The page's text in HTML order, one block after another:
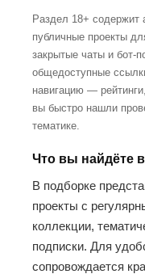
Раздел 18+ содержит
публичные проекты
закрытые чаты и бот-
общедоступные
навигацию —
вы быстро нашли
тематике.
Что вы найдёте
В подборке
проекты с
коллекции,
подписки. Для
сопровождается